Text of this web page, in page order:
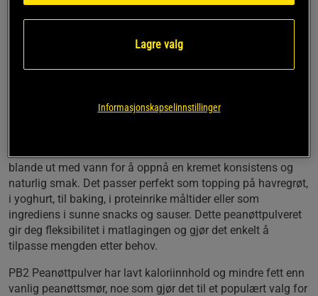
Dette fettreduserte peanøttpulveret er laget av 92% ristede
uansett om du er på diett, følger en aktiv livsstil eller bare vil
blande ut med vann for å oppnå en kremet konsistens og
naturlig smak. Det passer perfekt som topping på havregrøt,
i yoghurt, til baking, i proteinrike måltider eller som
ingrediens i sunne snacks og sauser. Dette peanøttpulveret
gir deg fleksibilitet i matlagingen og gjør det enkelt å
tilpasse mengden etter behov.
PB2 Peanøttpulver har lavt kaloriinnhold og mindre fett enn
vanlig peanøttsmør, noe som gjør det til et populært valg for
Lagre valg
Informasjonskapselinnstillinger